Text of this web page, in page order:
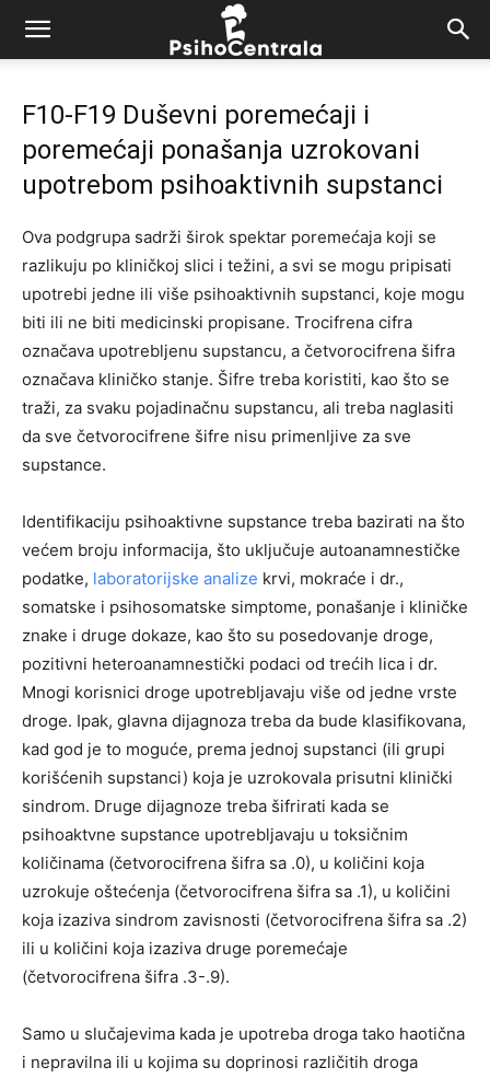
F10-F19 Duševni poremećaji i
poremećaji ponašanja uzrokovani
upotrebom psihoaktivnih supstanci
Ova podgrupa sadrži širok spektar poremećaja koji se
razlikuju po kliničkoj slici i težini, a svi se mogu pripisati
upotrebi jedne ili više psihoaktivnih supstanci, koje mogu
biti ili ne biti medicinski propisane. Trocifrena cifra
označava upotrebljenu supstancu, a četvorocifrena šifra
označava kliničko stanje. Šifre treba koristiti, kao što se
traži, za svaku pojadinačnu supstancu, ali treba naglasiti
da sve četvorocifrene šifre nisu primenljive za sve
supstance.
Identifikaciju psihoaktivne supstance treba bazirati na što
većem broju informacija, što uključuje autoanamnestičke
podatke, laboratorijske analize krvi, mokraće i dr.,
somatske i psihosomatske simptome, ponašanje i kliničke
znake i druge dokaze, kao što su posedovanje droge,
pozitivni heteroanamnestički podaci od trećih lica i dr.
Mnogi korisnici droge upotrebljavaju više od jedne vrste
droge. Ipak, glavna dijagnoza treba da bude klasifikovana,
kad god je to moguće, prema jednoj supstanci (ili grupi
korišćenih supstanci) koja je uzrokovala prisutni klinički
sindrom. Druge dijagnoze treba šifrirati kada se
psihoaktvne supstance upotrebljavaju u toksičnim
količinama (četvorocifrena šifra sa .0), u količini koja
uzrokuje oštećenja (četvorocifrena šifra sa .1), u količini
koja izaziva sindrom zavisnosti (četvorocifrena šifra sa .2)
ili u količini koja izaziva druge poremećaje
(četvorocifrena šifra .3-.9).
Samo u slučajevima kada je upotreba droga tako haotična
i nepravilna ili u kojima su doprinosi različitih droga